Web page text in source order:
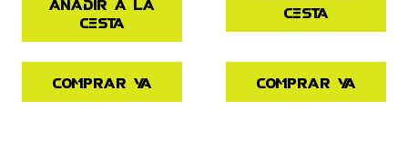
cesta
Comprar ya
cesta
Comprar ya